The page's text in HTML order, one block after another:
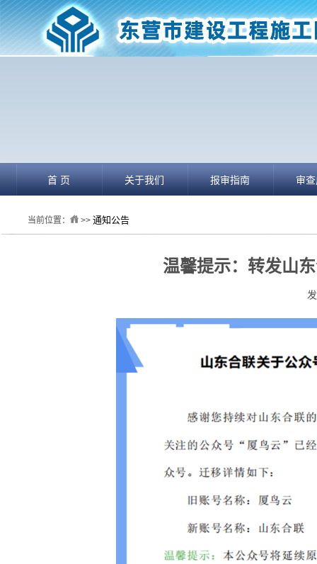
首 页 关于我们 报审指南 审
当前位置： >> 通知公告